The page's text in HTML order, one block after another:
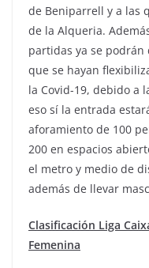
de Beniparrell y a las
de la Alqueria.
partidas ya se
que se hayan
la Covid-19, debido a
eso sí la entrada
aforamiento de 100
200 en espacios
el metro y medio de
además de llevar
Clasificación Liga
Femenina